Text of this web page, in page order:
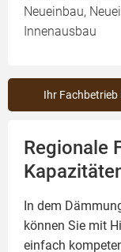
Neueinbau,
Innenausbau
Ihr
Regionale
In dem
können Sie mit
einfach